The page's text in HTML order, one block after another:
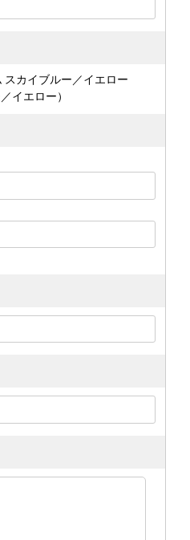
スカイブルー／イエロー
イエロー）